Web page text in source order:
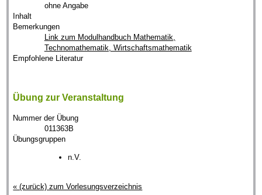
ohne Angabe
Inhalt
Bemerkungen
Link zum Modulhandbuch Mathematik,
Technomathematik, Wirtschaftsmathematik
Empfohlene Literatur
Übung zur Veranstaltung
Nummer der Übung
011363B
Übungsgruppen
n.V.
« (zurück) zum Vorlesungsverzeichnis